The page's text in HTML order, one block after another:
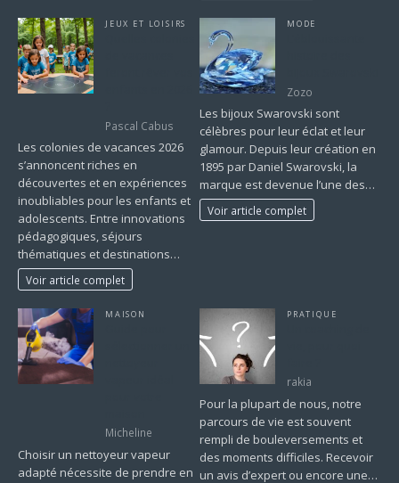
JEUX ET LOISIRS
Pascal Cabus
Les colonies de vacances 2026
s’annoncent riches en
découvertes et en expériences
inoubliables pour les enfants et
adolescents. Entre innovations
pédagogiques, séjours
thématiques et destinations…
Voir article complet
MODE
Zozo
Les bijoux Swarovski sont
célèbres pour leur éclat et leur
glamour. Depuis leur création en
1895 par Daniel Swarovski, la
marque est devenue l’une des…
Voir article complet
MAISON
Micheline
Choisir un nettoyeur vapeur
adapté nécessite de prendre en
PRATIQUE
rakia
Pour la plupart de nous, notre
parcours de vie est souvent
rempli de bouleversements et
des moments difficiles. Recevoir
un avis d’expert ou encore une…